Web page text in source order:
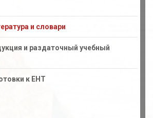
и словари
и раздаточный учебный
к ЕНТ